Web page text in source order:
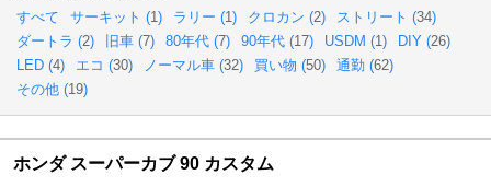
すべて サーキット (1 ) ラリー (1 ) クロカン (2) ストリート (34)
ダートラ (2) 旧車 (7) 80年代 (7) 90年代 (17) USDM (1 ) DIY (26)
LED (4) エコ (30) ノーマル車 (32) 買い物 (50) 通勤 (62)
その他 (19)
ホンダ スーパーカブ 90 カスタム